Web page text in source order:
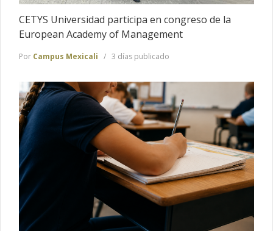
CETYS Universidad participa en congreso de la
European Academy of Management
Por Campus Mexicali 3 días publicado